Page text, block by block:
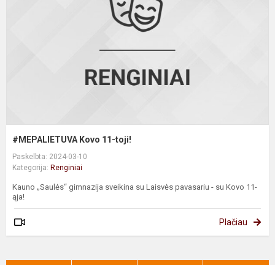
#MEPALIETUVA Kovo 11-toji!
Paskelbta: 2024-03-10
Kategorija: Renginiai
Kauno „Saulės“ gimnazija sveikina su Laisvės pavasariu - su Kovo 11-
ąja!
Plačiau